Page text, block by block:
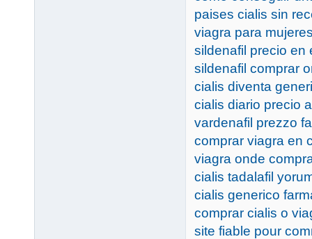
paises cialis sin
viagra para
sildenafil precio en
sildenafil comprar
cialis diventa
cialis diario precio
vardenafil prezzo
comprar viagra en
viagra onde
cialis tadalafil
cialis generico
comprar cialis o
site fiable pour